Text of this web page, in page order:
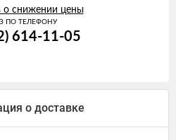
о снижении цены
ПО ТЕЛЕФОНУ
614-11-05
о доставке